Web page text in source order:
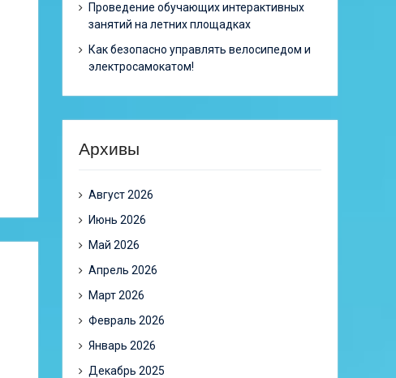
Проведение обучающих интерактивных
занятий на летних площадках
Как безопасно управлять велосипедом и
электросамокатом!
Архивы
Август 2026
Июнь 2026
Май 2026
Апрель 2026
Март 2026
Февраль 2026
Январь 2026
Декабрь 2025